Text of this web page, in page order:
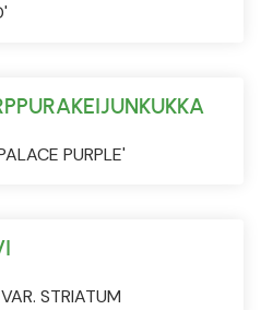
PURPLE'
STRIATUM